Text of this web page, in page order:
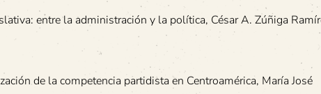
entre la administración y la política, César A. Zúñiga
de la competencia partidista en Centroamérica, María José